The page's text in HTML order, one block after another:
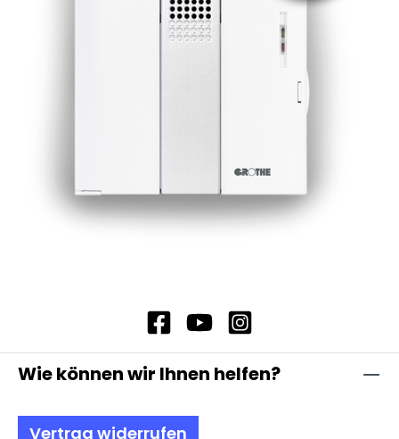
Wie können wir Ihnen helfen?
Vertrag widerrufen